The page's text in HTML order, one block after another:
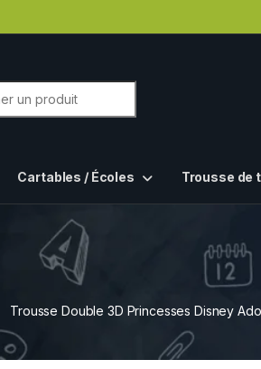
Cartables / Écoles Trousse de
Trousse Double 3D Princesses Disney